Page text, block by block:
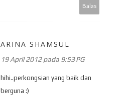
Balas
ARINA SHAMSUL
19 April 2012 pada 9:53 PG
hihi..perkongsian yang baik dan
berguna :)